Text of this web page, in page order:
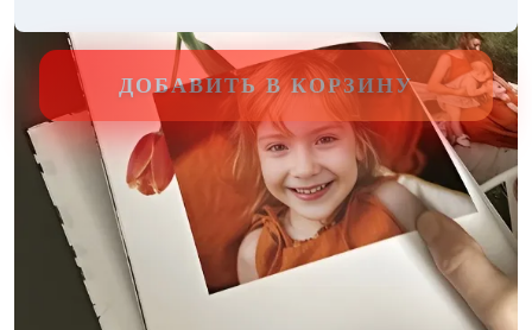
ДОБАВИТЬ В КОРЗИНУ
Другие стили фотокниг